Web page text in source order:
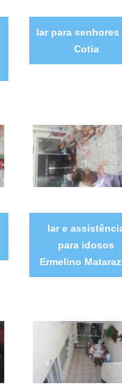
lar para senhores
Cotia
lar e
para idosos
Ermelino